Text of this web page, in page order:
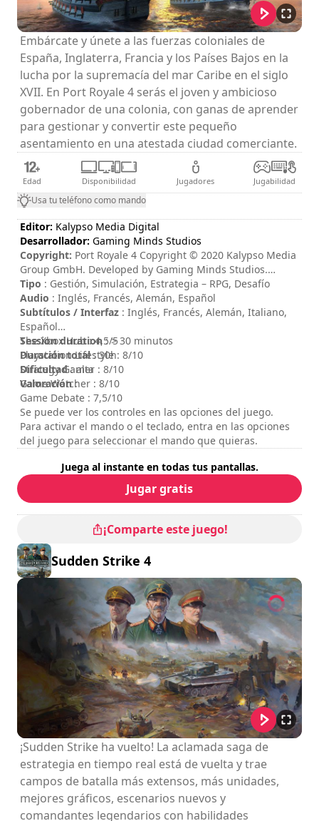
Embárcate y únete a las fuerzas coloniales de
España, Inglaterra, Francia y los Países Bajos en la
lucha por la supremacía del mar Caribe en el siglo
XVII. En Port Royale 4 serás el joven y ambicioso
gobernador de una colonia, con ganas de aprender
para gestionar y convertir este pequeño
asentamiento en una atestada ciudad comerciante.
Edad Disponibilidad Jugadores Jugabilidad
Usa tu teléfono como mando
Editor: Kalypso Media Digital
Desarrollador: Gaming Minds Studios
Copyright: Port Royale 4 Copyright © 2020 Kalypso Media
Group GmbH. Developed by Gaming Minds Studios.
Published by Kalypso Media Group GmbH. Port Royale 4 is
a trademark of Kalypso Media Group GmbH. All rights
reserved. All other logos, copyrights and trademarks are
property of their respective owner. Financially supported
by Film und Medien Stiftung NRW.
Tipo : Gestión, Simulación, Estrategia – RPG, Desafío
Audio : Inglés, Francés, Alemán, Español
Subtítulos / Interfaz : Inglés, Francés, Alemán, Italiano,
Español
Session duration: > 30 minutos
Duración total: 30h
Dificultad: alta
Valoración:
The Xbox Hub : 4,5/5
Playstation Lifestyle : 8/10
Strategy Gamer : 8/10
Game Watcher : 8/10
Game Debate : 7,5/10
Se puede ver los controles en las opciones del juego.
Para activar el mando o el teclado, entra en las opciones
del juego para seleccionar el mando que quieras.
Juega al instante en todas tus pantallas.
Jugar gratis
¡Comparte este juego!
Sudden Strike 4
¡Sudden Strike ha vuelto! La aclamada saga de
estrategia en tiempo real está de vuelta y trae
campos de batalla más extensos, más unidades,
mejores gráficos, escenarios nuevos y
comandantes legendarios con habilidades